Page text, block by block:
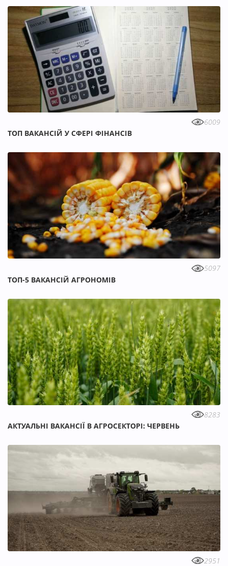
6009
ТОП ВАКАНСІЙ У СФЕРІ ФІНАНСІВ
5097
ТОП-5 ВАКАНСІЙ АГРОНОМІВ
8283
АКТУАЛЬНІ ВАКАНСІЇ В АГРОСЕКТОРІ: ЧЕРВЕНЬ
2951